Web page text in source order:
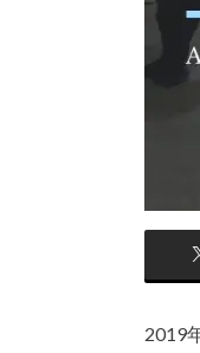
2019